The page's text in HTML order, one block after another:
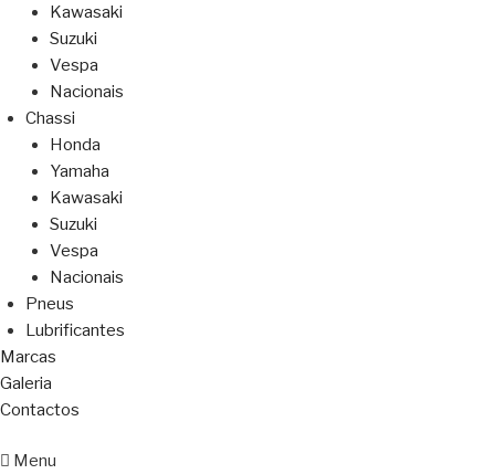
Kawasaki
Suzuki
Vespa
Nacionais
Chassi
Honda
Yamaha
Kawasaki
Suzuki
Vespa
Nacionais
Pneus
Lubrificantes
Marcas
Galeria
Contactos
Menu